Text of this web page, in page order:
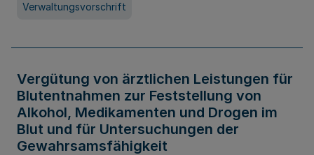
Verwaltungsvorschrift
Vergütung von ärztlichen Leistungen für
Blutentnahmen zur Feststellung von
Alkohol, Medikamenten und Drogen im
Blut und für Untersuchungen der
Gewahrsamsfähigkeit